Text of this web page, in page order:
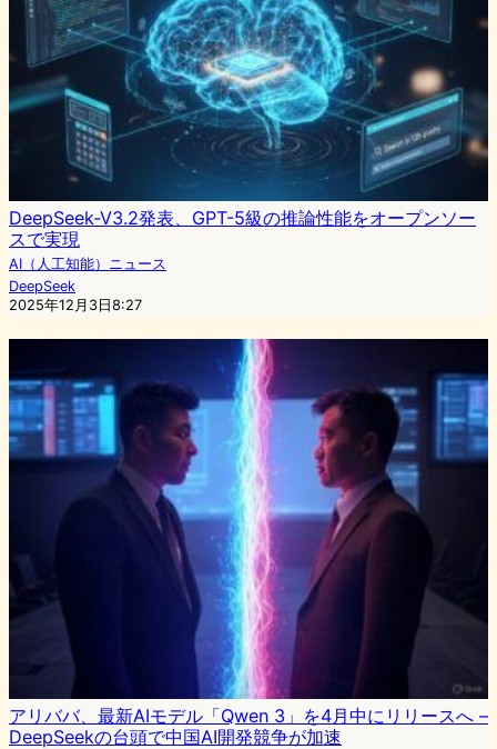
DeepSeek-V3.2発表、GPT-5級の推論性能をオープンソー
スで実現
AI（人工知能）ニュース
DeepSeek
2025年12月3日8:27
アリババ、最新AIモデル「Qwen 3」を4月中にリリースへ –
DeepSeekの台頭で中国AI開発競争が加速